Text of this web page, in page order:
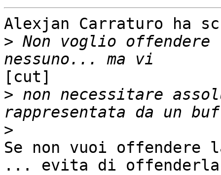
Alexjan Carraturo ha
> Non voglio
[cut]
> non necessitare
>
Se non vuoi
... evita di